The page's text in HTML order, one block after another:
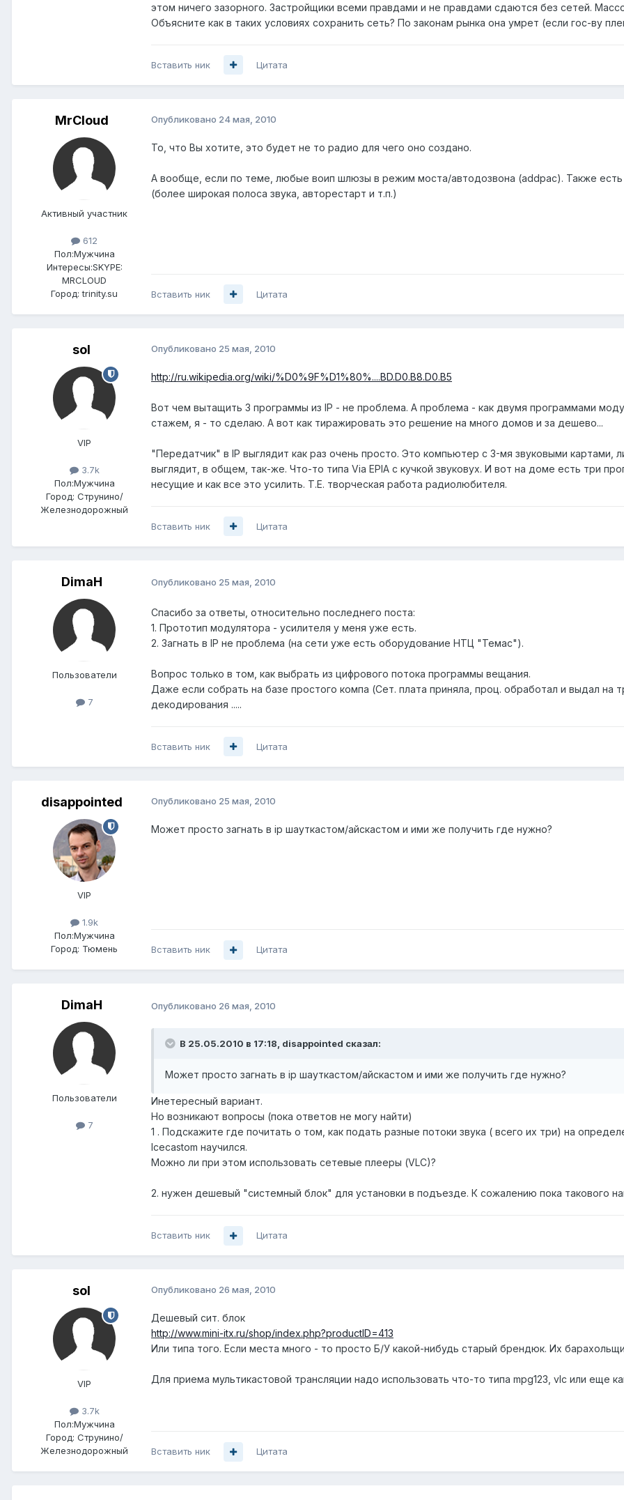
этом ничего зазорного. Застройщики всеми правдами и не правдами сдаются без сетей.
Объясните как в таких условиях сохранить сеть? По законам рынка она умрет (если гос-ву
Вставить ник Цитата
MrCloud
Активный участник
612
Пол:Мужчина
Интересы:SKYPE:
MRCLOUD
Город: trinity.su
Опубликовано 24 мая, 2010
То, что Вы хотите, это будет не то радио для чего оно создано.
А вообще, если по теме, любые воип шлюзы в режим моста/автодозвона (addpac). Также
(более широкая полоса звука, авторестарт и т.п.)
Вставить ник Цитата
sol
VIP
3.7k
Пол:Мужчина
Город: Струнино/
Железнодорожный
Опубликовано 25 мая, 2010
http://ru.wikipedia.org/wiki/%D0%9F%D1%80%....BD.D0.B8.D0.B5
Вот чем вытащить 3 программы из IP - не проблема. А проблема - как двумя программами
стажем, я - то сделаю. А вот как тиражировать это решение на много домов и за дешево...
"Передатчик" в IP выглядит как раз очень просто. Это компьютер с 3-мя звуковыми картами,
выглядит, в общем, так-же. Что-то типа Via EPIA с кучкой звуковух. И вот на доме есть три
несущие и как все это усилить. Т.Е. творческая работа радиолюбителя.
Вставить ник Цитата
DimaH
Пользователи
7
Опубликовано 25 мая, 2010
Спасибо за ответы, относительно последнего поста:
1. Прототип модулятора - усилителя у меня уже есть.
2. Загнать в IP не проблема (на сети уже есть оборудование НТЦ "Темас").
Вопрос только в том, как выбрать из цифрового потока программы вещания.
Даже если собрать на базе простого компа (Сет. плата приняла, проц. обработал и выдал на
декодирования .....
Вставить ник Цитата
disappointed
VIP
1.9k
Пол:Мужчина
Город: Тюмень
Опубликовано 25 мая, 2010
Может просто загнать в ip шауткастом/айскастом и ими же получить где нужно?
Вставить ник Цитата
DimaH
Пользователи
7
Опубликовано 26 мая, 2010
В 25.05.2010 в 17:18, disappointed сказал:
Может просто загнать в ip шауткастом/айскастом и ими же получить где нужно?
Инетересный вариант.
Но возникают вопросы (пока ответов не могу найти)
1 . Подскажите где почитать о том, как подать разные потоки звука ( всего их три) на
Icecastom научился.
Можно ли при этом использовать сетевые плееры (VLC)?
2. нужен дешевый "системный блок" для установки в подъезде. К сожалению пока такового
Вставить ник Цитата
sol
VIP
3.7k
Пол:Мужчина
Город: Струнино/
Железнодорожный
Опубликовано 26 мая, 2010
Дешевый сит. блок
http://www.mini-itx.ru/shop/index.php?productID=413
Или типа того. Если места много - то просто Б/У какой-нибудь старый брендюк. Их
Для приема мультикастовой трансляции надо использовать что-то типа mpg123, vlc или еще
Вставить ник Цитата